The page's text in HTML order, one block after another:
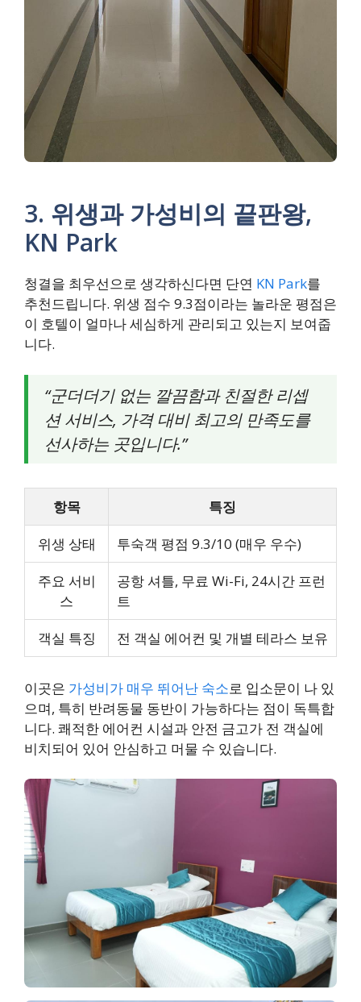
3. 위생과 가성비의 끝판왕,
KN Park
청결을 최우선으로 생각하신다면 단연 KN Park를
추천드립니다. 위생 점수 9.3점이라는 놀라운 평점은
이 호텔이 얼마나 세심하게 관리되고 있는지 보여줍
니다.
“군더더기 없는 깔끔함과 친절한 리셉
션 서비스, 가격 대비 최고의 만족도를
선사하는 곳입니다.”
항목
특징
위생 상태
투숙객 평점 9.3/10 (매우 우수)
주요 서비
스
공항 셔틀, 무료 Wi-Fi, 24시간 프런
트
객실 특징
전 객실 에어컨 및 개별 테라스 보유
이곳은 가성비가 매우 뛰어난 숙소로 입소문이 나 있
으며, 특히 반려동물 동반이 가능하다는 점이 독특합
니다. 쾌적한 에어컨 시설과 안전 금고가 전 객실에
비치되어 있어 안심하고 머물 수 있습니다.